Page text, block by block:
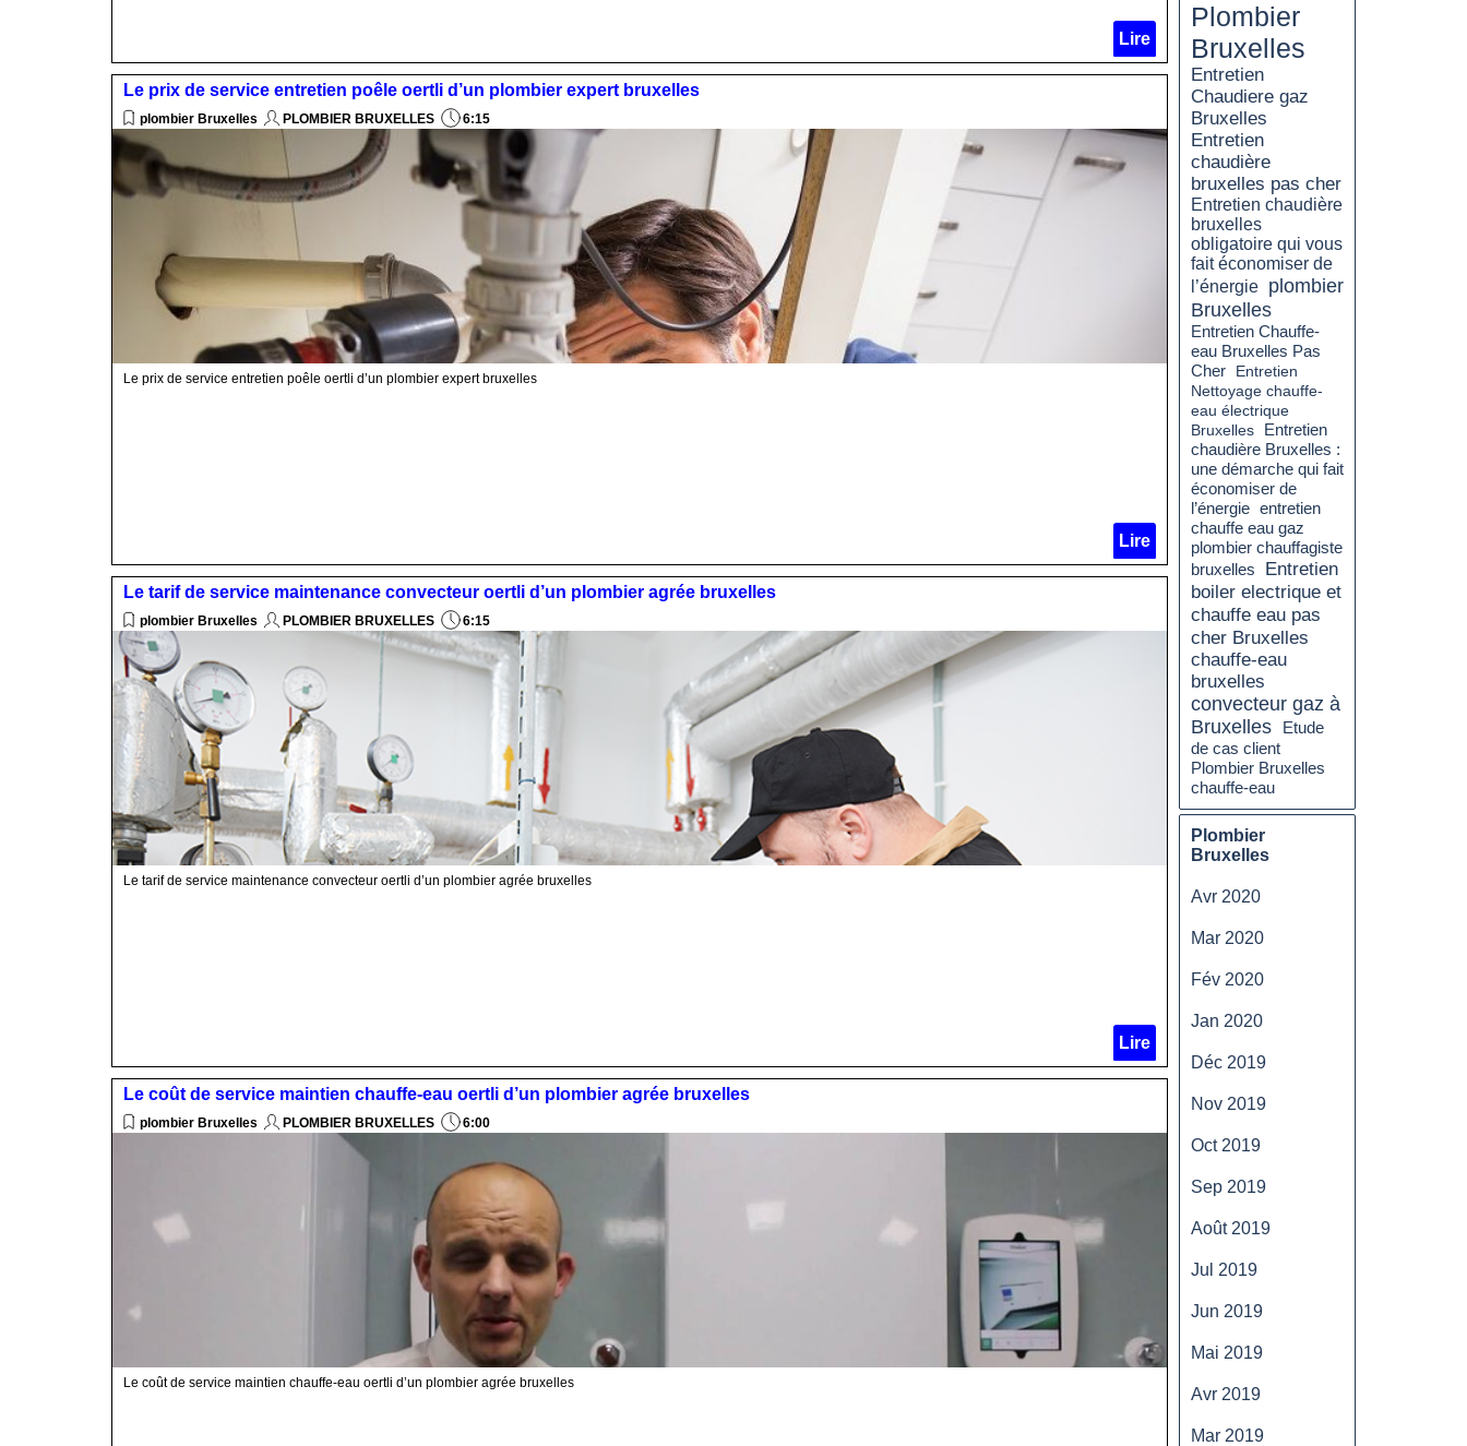
Lire
Le prix de service entretien poêle oertli d’un plombier expert bruxelles
plombier Bruxelles PLOMBIER BRUXELLES 6:15
Le prix de service entretien poêle oertli d’un plombier expert bruxelles
Lire
Le tarif de service maintenance convecteur oertli d’un plombier agrée bruxelles
plombier Bruxelles PLOMBIER BRUXELLES 6:15
Le tarif de service maintenance convecteur oertli d’un plombier agrée bruxelles
Lire
Le coût de service maintien chauffe-eau oertli d’un plombier agrée bruxelles
plombier Bruxelles PLOMBIER BRUXELLES 6:00
Le coût de service maintien chauffe-eau oertli d’un plombier agrée bruxelles
Plombier
Bruxelles
Entretien
Chaudiere gaz
Bruxelles
Entretien
chaudière
bruxelles pas cher
Entretien chaudière
bruxelles
obligatoire qui vous
fait économiser de
l’énergie plombier
Bruxelles
Entretien Chauffe-
eau Bruxelles Pas
Cher
Entretien
Nettoyage chauffe-
eau électrique
Bruxelles
Entretien
chaudière Bruxelles :
une démarche qui fait
économiser de
l’énergie entretien
chauffe eau gaz
plombier chauffagiste
bruxelles
Entretien
boiler electrique et
chauffe eau pas
cher Bruxelles
chauffe-eau
bruxelles
convecteur gaz à
Bruxelles
Etude
de cas client
Plombier Bruxelles
chauffe-eau
Plombier
Bruxelles
Avr 2020
Mar 2020
Fév 2020
Jan 2020
Déc 2019
Nov 2019
Oct 2019
Sep 2019
Août 2019
Jul 2019
Jun 2019
Mai 2019
Avr 2019
Mar 2019